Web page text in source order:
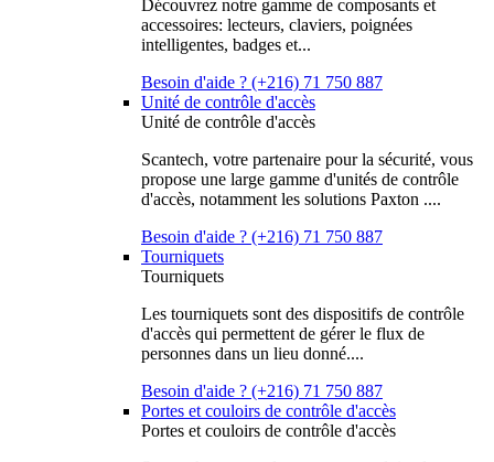
Découvrez notre gamme de composants et
accessoires: lecteurs, claviers, poignées
intelligentes, badges et...
Besoin d'aide ? (+216) 71 750 887
Unité de contrôle d'accès
Unité de contrôle d'accès
Scantech, votre partenaire pour la sécurité, vous
propose une large gamme d'unités de contrôle
d'accès, notamment les solutions Paxton ....
Besoin d'aide ? (+216) 71 750 887
Tourniquets
Tourniquets
Les tourniquets sont des dispositifs de contrôle
d'accès qui permettent de gérer le flux de
personnes dans un lieu donné....
Besoin d'aide ? (+216) 71 750 887
Portes et couloirs de contrôle d'accès
Portes et couloirs de contrôle d'accès